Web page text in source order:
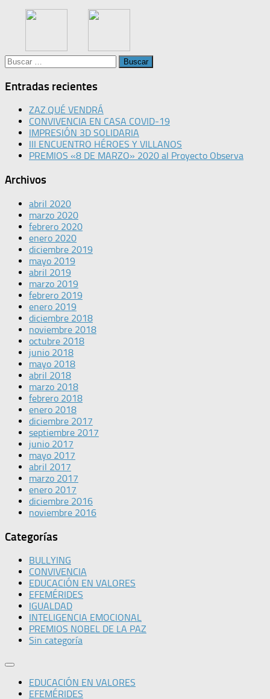
Buscar:
Entradas recientes
ZAZ.QUÉ VENDRÁ
CONVIVENCIA EN CASA COVID-19
IMPRESIÓN 3D SOLIDARIA
III ENCUENTRO HÉROES Y VILLANOS
PREMIOS «8 DE MARZO» 2020 al Proyecto Observa
Archivos
abril 2020
marzo 2020
febrero 2020
enero 2020
diciembre 2019
mayo 2019
abril 2019
marzo 2019
febrero 2019
enero 2019
diciembre 2018
noviembre 2018
octubre 2018
junio 2018
mayo 2018
abril 2018
marzo 2018
febrero 2018
enero 2018
diciembre 2017
septiembre 2017
junio 2017
mayo 2017
abril 2017
marzo 2017
enero 2017
diciembre 2016
noviembre 2016
Categorías
BULLYING
CONVIVENCIA
EDUCACIÓN EN VALORES
EFEMÉRIDES
IGUALDAD
INTELIGENCIA EMOCIONAL
PREMIOS NOBEL DE LA PAZ
Sin categoría
EDUCACIÓN EN VALORES
EFEMÉRIDES